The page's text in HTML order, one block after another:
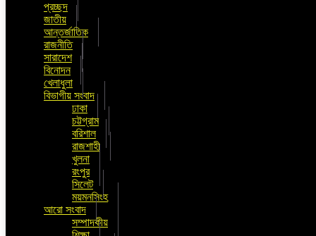
প্রচ্ছদ
জাতীয়
আন্তর্জাতিক
রাজনীতি
সারাদেশ
বিনোদন
খেলাধুলা
বিভাগীয় সংবাদ
ঢাকা
চট্টগ্রাম
বরিশাল
রাজশাহী
খুলনা
রংপুর
সিলেট
ময়মনসিংহ
আরো সংবাদ
সম্পাদকীয়